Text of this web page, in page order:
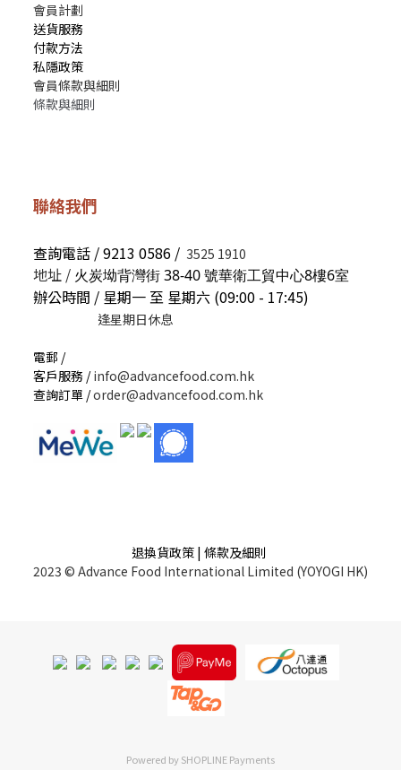
會員計劃
送貨服務
付款方法
私隱政策
會員條款與細則
條款與細則
聯絡我們
查詢電話 / 9213 0586 / 3525 1910
地址 / 火炭坳背灣街 38-40 號華衛工貿中心8樓6室
辦公時間 / 星期一 至 星期六 (09:00 - 17:45)
逢星期日休息
電郵 /
客戶服務 /info@advancefood.com.hk
查詢訂單 /order@advancefood.com.hk
退換貨政策 | 條款及細則
2023 © Advance Food International Limited (YOYOGI HK)
Powered bySHOPLINE Payments